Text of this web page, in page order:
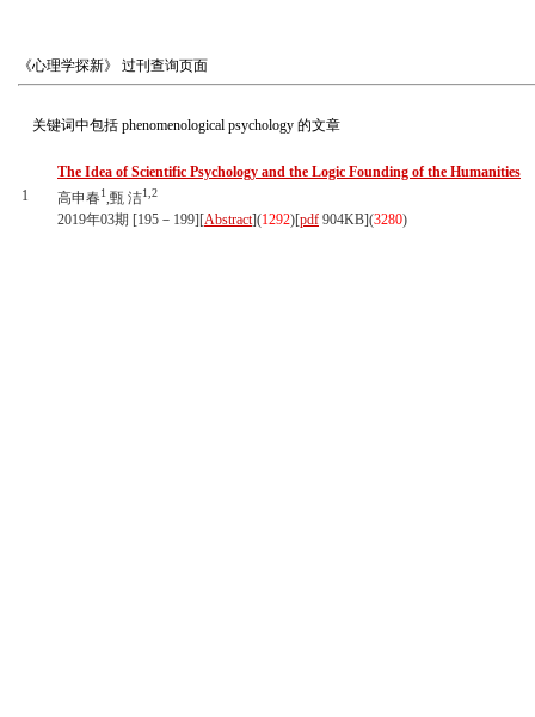
《心理学探新》 过刊查询页面
关键词中包括 phenomenological psychology 的文章
1
The Idea of Scientific Psychology and the Logic Founding of the Humanities
高申春1,甄 洁1,2
2019年03期 [195－199][Abstract](1292)[pdf 904KB](3280)